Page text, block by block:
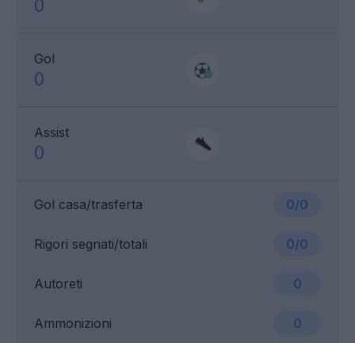
0
Gol
0
Assist
0
Gol casa/trasferta 0/0
Ammonizioni 0
Rigori segnati/totali 0/0
Autoreti 0